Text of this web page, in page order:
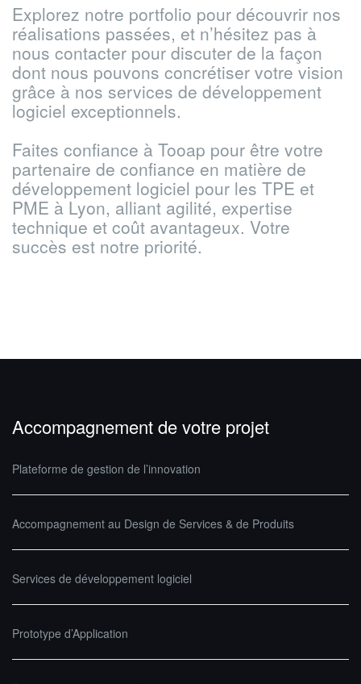
Explorez notre portfolio pour découvrir nos
réalisations passées, et n’hésitez pas à
nous contacter pour discuter de la façon
dont nous pouvons concrétiser votre vision
grâce à nos services de développement
logiciel exceptionnels.
Faites confiance à Tooap pour être votre
partenaire de confiance en matière de
développement logiciel pour les TPE et
PME à Lyon, alliant agilité, expertise
technique et coût avantageux. Votre
succès est notre priorité.
Accompagnement de votre projet
Plateforme de gestion de l’innovation
Accompagnement au Design de Services & de Produits
Services de développement logiciel
Prototype d’Application